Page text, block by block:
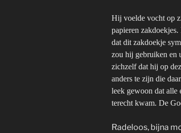
Hij voelde vocht op
papieren
dat dit zakdoekje
zou hij gebruiken en
zichzelf dat hij op
anders te zijn die
leek gewoon dat alle
terecht kwam. De
Radeloos, bijna